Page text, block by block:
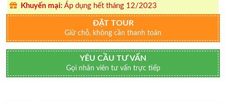
Khuyến mại: Áp dụng hết tháng 12/2023
ĐẶT TOUR
Giữ chỗ, không cần thanh toán
YÊU CẦU TƯ VẤN
Gọi nhân viên tư vấn trực tiếp